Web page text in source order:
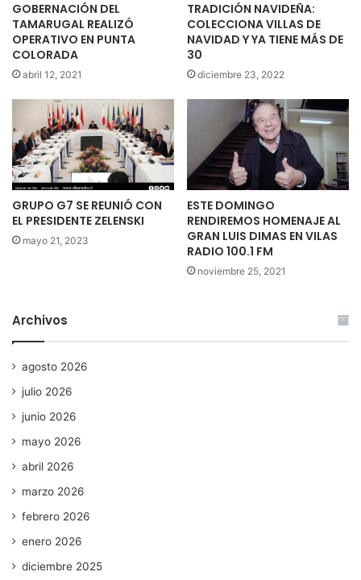
GOBERNACIÓN DEL
TAMARUGAL REALIZÓ
OPERATIVO EN PUNTA
COLORADA
abril 12, 2021
TRADICIÓN NAVIDEÑA:
COLECCIONA VILLAS DE
NAVIDAD Y YA TIENE MÁS DE
30
diciembre 23, 2022
GRUPO G7 SE REUNIÓ CON
EL PRESIDENTE ZELENSKI
mayo 21, 2023
ESTE DOMINGO
RENDIREMOS HOMENAJE AL
GRAN LUIS DIMAS EN VILAS
RADIO 100.1 FM
noviembre 25, 2021
Archivos
agosto 2026
julio 2026
junio 2026
mayo 2026
abril 2026
marzo 2026
febrero 2026
enero 2026
diciembre 2025